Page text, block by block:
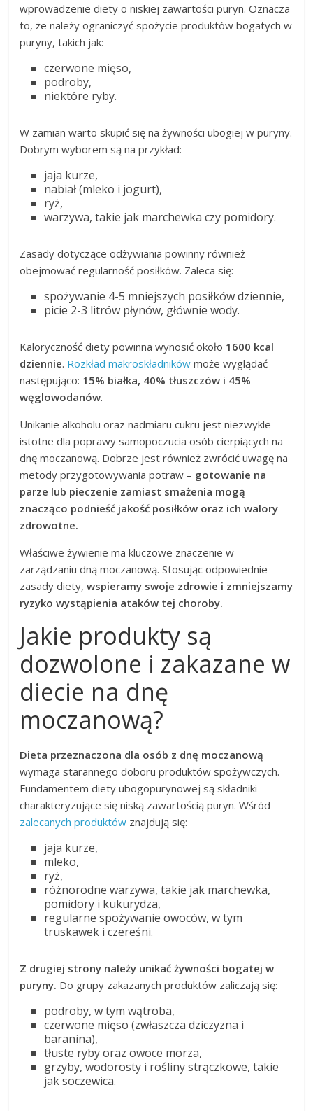
wprowadzenie diety o niskiej zawartości puryn. Oznacza
to, że należy ograniczyć spożycie produktów bogatych w
puryny, takich jak:
czerwone mięso,
podroby,
niektóre ryby.
W zamian warto skupić się na żywności ubogiej w puryny.
Dobrym wyborem są na przykład:
jaja kurze,
nabiał (mleko i jogurt),
ryż,
warzywa, takie jak marchewka czy pomidory.
Zasady dotyczące odżywiania powinny również
obejmować regularność posiłków. Zaleca się:
spożywanie 4-5 mniejszych posiłków dziennie,
picie 2-3 litrów płynów, głównie wody.
Kaloryczność diety powinna wynosić około 1600 kcal
dziennie. Rozkład makroskładników może wyglądać
następująco: 15% białka, 40% tłuszczów i 45%
węglowodanów.
Unikanie alkoholu oraz nadmiaru cukru jest niezwykle
istotne dla poprawy samopoczucia osób cierpiących na
dnę moczanową. Dobrze jest również zwrócić uwagę na
metody przygotowywania potraw – gotowanie na
parze lub pieczenie zamiast smażenia mogą
znacząco podnieść jakość posiłków oraz ich walory
zdrowotne.
Właściwe żywienie ma kluczowe znaczenie w
zarządzaniu dną moczanową. Stosując odpowiednie
zasady diety,wspieramy swoje zdrowie i zmniejszamy
ryzyko wystąpienia ataków tej choroby.
Jakie produkty są
dozwolone i zakazane w
diecie na dnę
moczanową?
Dieta przeznaczona dla osób z dnę moczanową
wymaga starannego doboru produktów spożywczych.
Fundamentem diety ubogopurynowej są składniki
charakteryzujące się niską zawartością puryn. Wśród
zalecanych produktów znajdują się:
jaja kurze,
mleko,
ryż,
różnorodne warzywa, takie jak marchewka,
pomidory i kukurydza,
regularne spożywanie owoców, w tym
truskawek i czereśni.
Z drugiej strony należy unikać żywności bogatej w
puryny. Do grupy zakazanych produktów zaliczają się:
podroby, w tym wątroba,
czerwone mięso (zwłaszcza dziczyzna i
baranina),
tłuste ryby oraz owoce morza,
grzyby, wodorosty i rośliny strączkowe, takie
jak soczewica.